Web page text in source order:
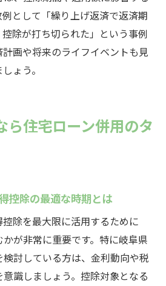
として「繰り上げ返済で返済期
除が打ち切られた」という事例
画や将来のライフイベントも見
ょう。
ら住宅ローン併用のタ
控除の最適な時期とは
除を最大限に活用するために
が非常に重要です。特に岐阜県
討している方は、金利動向や税
識しましょう。控除対象となる